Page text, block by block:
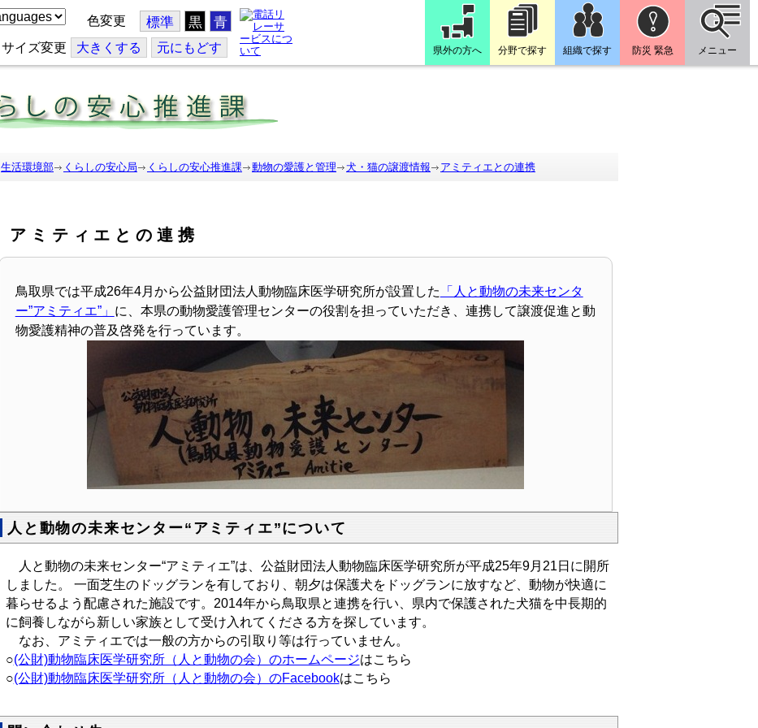
色変更 標準 黒 青
サイズ変更 大きくする 元にもどす 県外の方へ 分野で探す 組織で探す 防災 緊急 メニュー
生活環境部 くらしの安心局 くらしの安心推進課 動物の愛護と管理 犬・猫の譲渡情報 アミティエとの連携
アミティエとの連携
鳥取県では平成26年4月から公益財団法人動物臨床医学研究所が設置した
「人と動物の未来センタ
ー”アミティエ”」 に、本県の動物愛護管理センターの役割を担っていただき、連携して譲渡促進と動
物愛護精神の普及啓発を行っています。
人と動物の未来センター“アミティエ”について
人と動物の未来センター“アミティエ”は、公益財団法人動物臨床医学研究所が平成25年9月21日に開所
しました。 一面芝生のドッグランを有しており、朝夕は保護犬をドッグランに放すなど、動物が快適に
暮らせるよう配慮された施設です。2014年から鳥取県と連携を行い、県内で保護された犬猫を中長期的
に飼養しながら新しい家族として受け入れてくださる方を探しています。
なお、アミティエでは一般の方からの引取り等は行っていません。
○(公財)動物臨床医学研究所（人と動物の会）のホームページはこちら
○(公財)動物臨床医学研究所（人と動物の会）のFacebookはこちら